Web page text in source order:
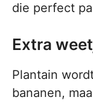
die perfect
Extra
Plantain
bananen,